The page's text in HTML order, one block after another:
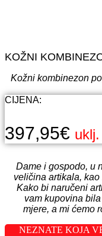
KOŽNI
Kožni kombinezon
CIJENA:
397,95€
Dame i gospodo, u
veličina artikala,
Kako bi naručeni
vam kupovina
mjere, a mi ćemo
NEZNATE KOJA